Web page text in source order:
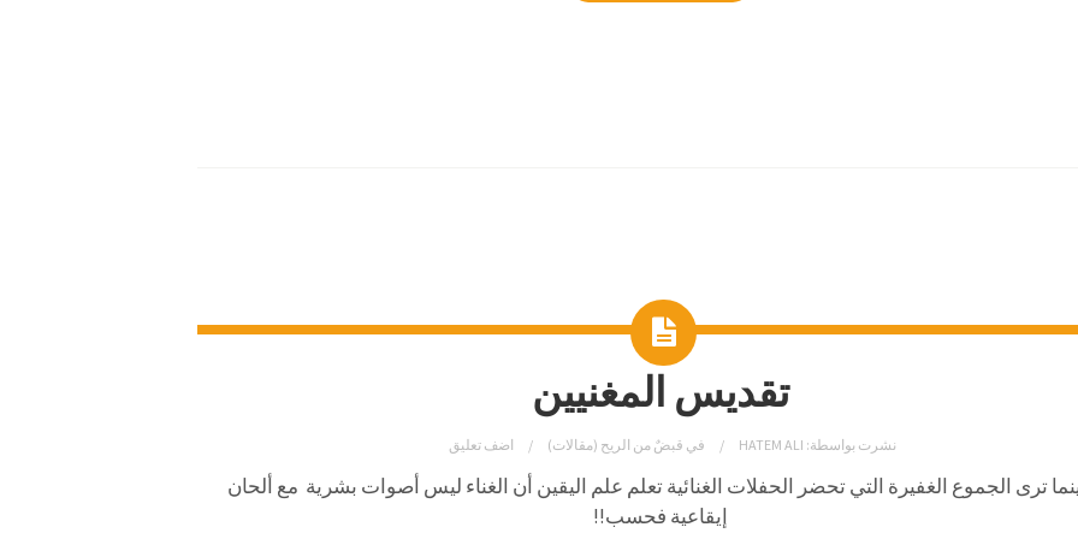
تقديس المغنيين
نشرت بواسطة: HATEM ALI في قبضٌ من الريح (مقالات) اضف تعليق
ترى الجموع الغفيرة التي تحضر الحفلات الغنائية تعلم علم اليقين أن الغناء ليس أصوات بشرية مع ألحان
إيقاعية فحسب!!